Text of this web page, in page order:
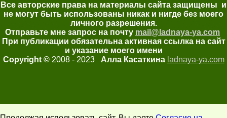
Все авторские права на материалы сайта защищены и
не могут быть использованы никак и нигде без моего
личного разрешения.
Отправьте мне запрос на почту mail@ladnaya-ya.com
При публикации обязательна активная ссылка на сайт
и указание моего имени
Copyright ©2008 - 2023 Алла Касаткина ladnaya-ya.com